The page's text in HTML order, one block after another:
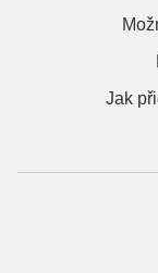
Jak